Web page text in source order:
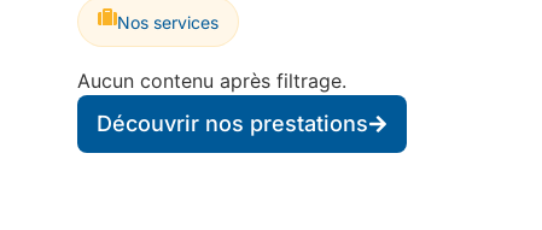
Nos services
Aucun contenu après filtrage.
Découvrir nos prestations